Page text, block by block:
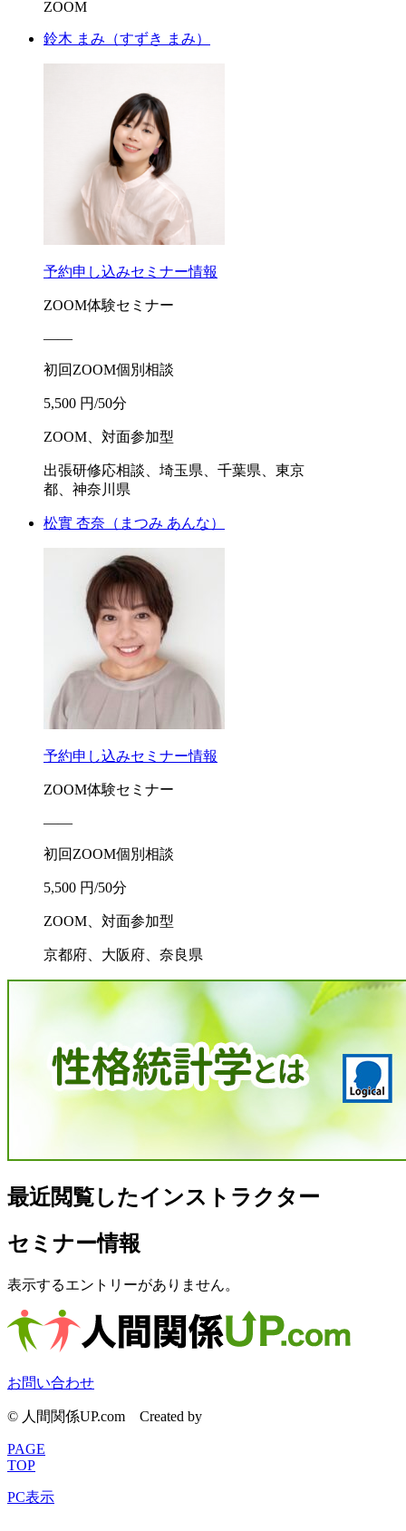
ZOOM
鈴木 まみ （すずき まみ）
予約申し込みセミナー情報
ZOOM体験セミナー
――
初回ZOOM個別相談
5,500 円/50分
ZOOM、対面参加型
出張研修応相談、埼玉県、千葉県、東京
都、神奈川県
松實 杏奈 （まつみ あんな）
予約申し込みセミナー情報
ZOOM体験セミナー
――
初回ZOOM個別相談
5,500 円/50分
ZOOM、対面参加型
京都府、大阪府、奈良県
最近閲覧したインストラクター
セミナー情報
表示するエントリーがありません。
お問い合わせ
© 人間関係UP.com Created by
PAGE
TOP
PC表示